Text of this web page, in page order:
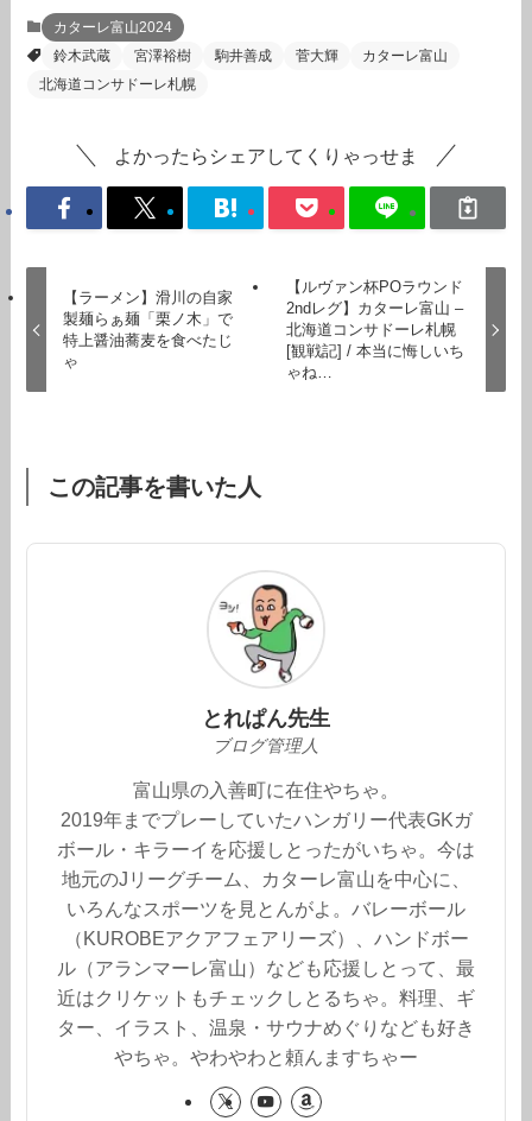
カターレ富山2024
鈴木武蔵
宮澤裕樹 駒井善成 菅大輝
カターレ富山
北海道コンサドーレ札幌
よかったらシェアしてくりゃっせま
【ラーメン】滑川の自家
製麺らぁ麺「栗ノ木」で
特上醤油蕎麦を食べたじ
ゃ
【ルヴァン杯POラウンド
2ndレグ】カターレ富山 –
北海道コンサドーレ札幌
[観戦記] / 本当に悔しいち
ゃね…
この記事を書いた人
とれぱん先生
ブログ管理人
富山県の入善町に在住やちゃ。
2019年までプレーしていたハンガリー代表GKガ
ボール・キラーイを応援しとったがいちゃ。今は
地元のJリーグチーム、カターレ富山を中心に、
いろんなスポーツを見とんがよ。バレーボール
（KUROBEアクアフェアリーズ）、ハンドボー
ル（アランマーレ富山）なども応援しとって、最
近はクリケットもチェックしとるちゃ。料理、ギ
ター、イラスト、温泉・サウナめぐりなども好き
やちゃ。やわやわと頼んますちゃー